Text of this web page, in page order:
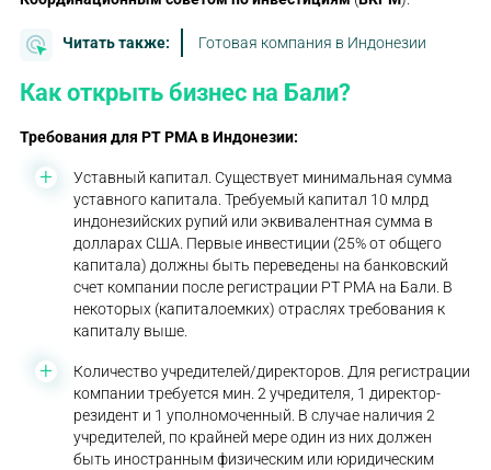
Читать также: Готовая компания в Индонезии
Как открыть бизнес на Бали?
Требования для PT PMA в Индонезии:
Уставный капитал. Существует минимальная сумма
уставного капитала. Требуемый капитал 10 млрд
индонезийских рупий или эквивалентная сумма в
долларах США. Первые инвестиции (25% от общего
капитала) должны быть переведены на банковский
счет компании после регистрации PT PMA на Бали. В
некоторых (капиталоемких) отраслях требования к
капиталу выше.
Количество учредителей/директоров. Для регистрации
компании требуется мин. 2 учредителя, 1 директор-
резидент и 1 уполномоченный. В случае наличия 2
учредителей, по крайней мере один из них должен
быть иностранным физическим или юридическим